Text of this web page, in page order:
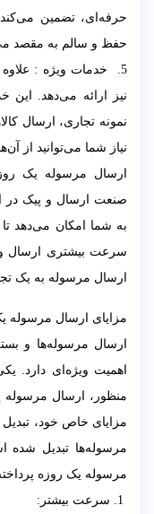
حرفه‌ای، تضمین
حفظ و سالم به مقصد
5. خدمات ویژه :
نیز ارائه می‌دهد. این
نمونه تجاری، ارسال
نیاز شما می‌توانید از
ارسال مرسوله یک
صنعت ارسال و پیک در
به شما امکان می‌دهد
سرعت بیشتری ارسال و
ارسال مرسوله به یک
مزایای ارسال مرسوله
ارسال مرسوله‌ها و
اهمیت ویژه‌ای دارد.
منظور، ارسال مرسوله
مزایای خاص خود، تبدیل
مرسوله‌ها تبدیل شده
مرسوله یک روزه